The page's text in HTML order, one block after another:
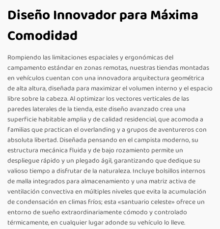
Diseño Innovador para Máxima
Comodidad
Rompiendo las limitaciones espaciales y ergonómicas del
campamento estándar en zonas remotas, nuestras tiendas montadas
en vehículos cuentan con una innovadora arquitectura geométrica
de alta altura, diseñada para maximizar el volumen interno y el espacio
libre sobre la cabeza. Al optimizar los vectores verticales de las
paredes laterales de la tienda, este diseño avanzado crea una
superficie habitable amplia y de calidad residencial, que acomoda a
familias que practican el overlanding y a grupos de aventureros con
absoluta libertad. Diseñada pensando en el campista moderno, su
estructura mecánica fluida y de bajo rozamiento permite un
despliegue rápido y un plegado ágil, garantizando que dedique su
valioso tiempo a disfrutar de la naturaleza. Incluye bolsillos internos
de malla integrados para almacenamiento y una matriz activa de
ventilación convectiva en múltiples niveles que evita la acumulación
de condensación en climas fríos; esta «santuario celeste» ofrece un
entorno de sueño extraordinariamente cómodo y controlado
térmicamente, en cualquier lugar adonde su vehículo lo lleve.